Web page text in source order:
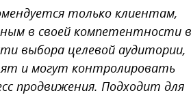
только клиентам,
в своей компетентности в
выбора целевой аудитории,
и могут контролировать
продвижения. Подходит для